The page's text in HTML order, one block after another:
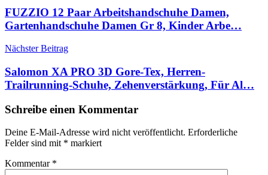
FUZZIO 12 Paar Arbeitshandschuhe Damen,
Gartenhandschuhe Damen Gr 8, Kinder Arbe…
Nächster Beitrag
Salomon XA PRO 3D Gore-Tex, Herren-
Trailrunning-Schuhe, Zehenverstärkung, Für Al…
Schreibe einen Kommentar
Deine E-Mail-Adresse wird nicht veröffentlicht. Erforderliche
Felder sind mit * markiert
Kommentar *